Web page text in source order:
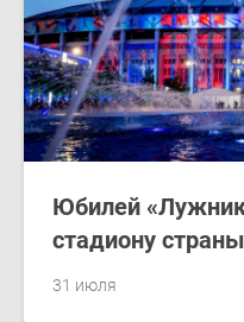
31 июля
Юбилей
стадиону страны